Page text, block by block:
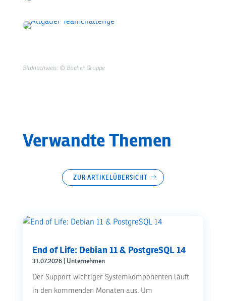
Bildnachweis: © Bucher Gruppe
Verwandte Themen
ZUR ARTIKELÜBERSICHT
End of Life: Debian 11 & PostgreSQL 14
31.07.2026| Unternehmen
Der Support wichtiger Systemkomponenten läuft
in den kommenden Monaten aus. Um